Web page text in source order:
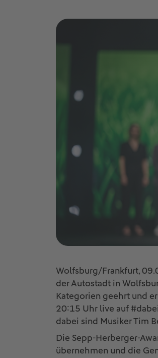
Wolfsburg/Frankfurt,
der Autostadt in
Kategorien geehrt und
20:15 Uhr live auf
dabei sind Musiker Tim
Die Sepp-Herberger-
übernehmen und die